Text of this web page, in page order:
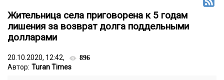
Жительница села приговорена к 5 годам
лишения за возврат долга поддельными
долларами
20.10.2020, 12:42, 896
Автор: Turan Times